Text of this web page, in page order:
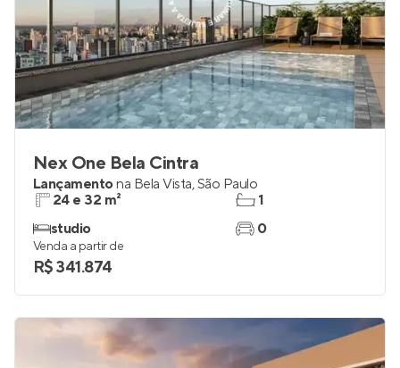
Nex One Bela Cintra
Lançamentona Bela Vista,São Paulo
24 e 32 m²
studio
1
0
Venda a partir de
R$ 341.874